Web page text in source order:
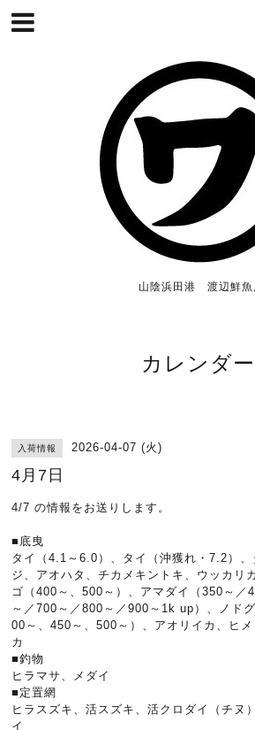
山陰浜田港 渡辺鮮魚
カレンダー
入荷情報 2026-04-07 (火)
4月7日
4/7 の情報をお送りします。
■底曳
タイ（4.1～6.0）、タイ（沖獲れ・7.2）、
ジ、アオハタ、チカメキントキ、ウッカリ
ゴ（400～、500～）、アマダイ（350～／
～／700～／800～／900～1k up）、ノド
00～、450～、500～）、アオリイカ、ヒ
カ
■釣物
ヒラマサ、メダイ
■定置網
ヒラスズキ、活スズキ、活クロダイ（チヌ
イ